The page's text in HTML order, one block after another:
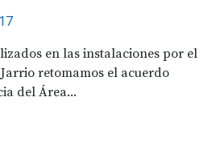
en las instalaciones por el
retomamos el acuerdo
del Área...